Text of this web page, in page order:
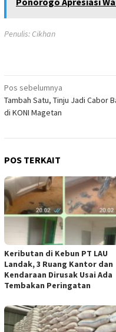
Penulis: Cikhan
Navigasi
pos
Pos sebelumnya
Tambah Satu, Tinju Jadi Cabor
di KONI Magetan
POS TERKAIT
Keributan di Kebun PT LAU
Landak, 3 Ruang Kantor dan
Kendaraan Dirusak Usai Ada
Tembakan Peringatan